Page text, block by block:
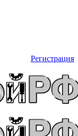
Регистрация